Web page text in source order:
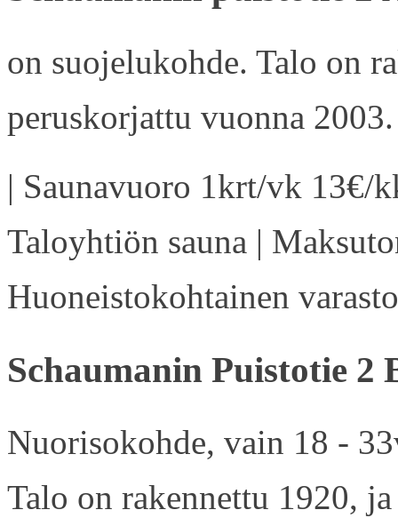
on suojelukohde. Talo on
peruskorjattu vuonna 2003.
| Saunavuoro 1krt/vk 13€/
Taloyhtiön sauna |
Huoneistokohtainen
Schaumanin Puistotie 2
Nuorisokohde, vain 18 -
Talo on rakennettu 1920,